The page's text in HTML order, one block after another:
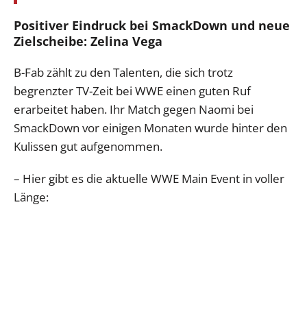
Positiver Eindruck bei SmackDown und neue
Zielscheibe: Zelina Vega
B-Fab zählt zu den Talenten, die sich trotz
begrenzter TV-Zeit bei WWE einen guten Ruf
erarbeitet haben. Ihr Match gegen Naomi bei
SmackDown vor einigen Monaten wurde hinter den
Kulissen gut aufgenommen.
– Hier gibt es die aktuelle WWE Main Event in voller
Länge: